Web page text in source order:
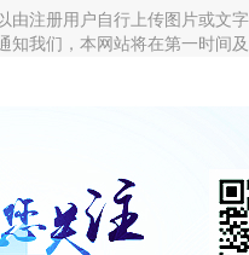
由注册用户自行上传图片或文
我们，本网站将在第一时间及